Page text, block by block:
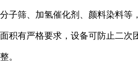
分子筛、加氢催化剂、颜料染料等
面积有严格要求，设备可防止二次
整。